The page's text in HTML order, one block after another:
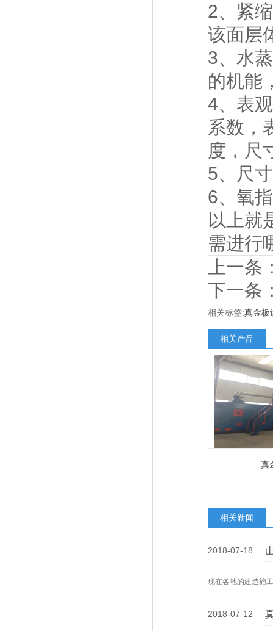
2、紧
该面层
3、水
的机能
4、表
系数，
度，尺
5、尺
6、氧
以上就
需进行
上一条
下一条
相关标签:真金板
相关产品
真
相关新闻
2018-07-18
现在各地的建造施
2018-07-12